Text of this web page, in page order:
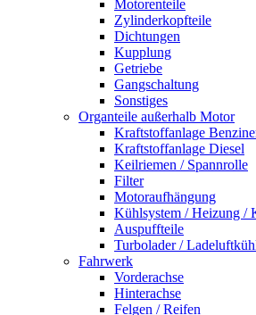
Motorenteile
Zylinderkopfteile
Dichtungen
Kupplung
Getriebe
Gangschaltung
Sonstiges
Organteile außerhalb Motor
Kraftstoffanlage
Kraftstoffanlage Diesel
Keilriemen / Spannrolle
Filter
Motoraufhängung
Kühlsystem / Heizung /
Auspuffteile
Turbolader /
Fahrwerk
Vorderachse
Hinterachse
Felgen / Reifen